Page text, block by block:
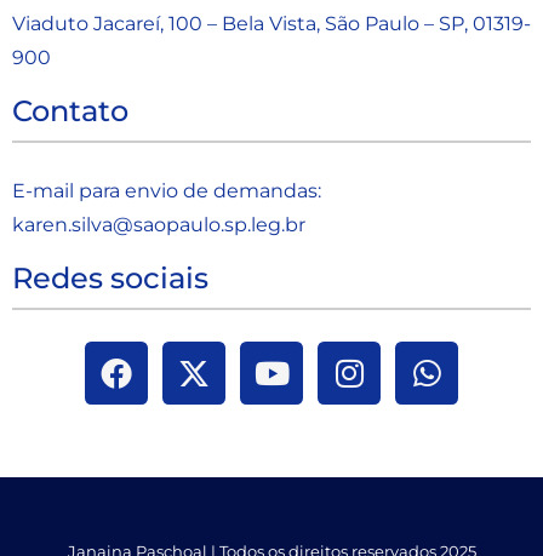
Viaduto Jacareí, 100 – Bela Vista, São Paulo – SP, 01319-
900
Contato
E-mail para envio de demandas:
karen.silva@saopaulo.sp.leg.br
Redes sociais
Janaina Paschoal | Todos os direitos reservados 2025